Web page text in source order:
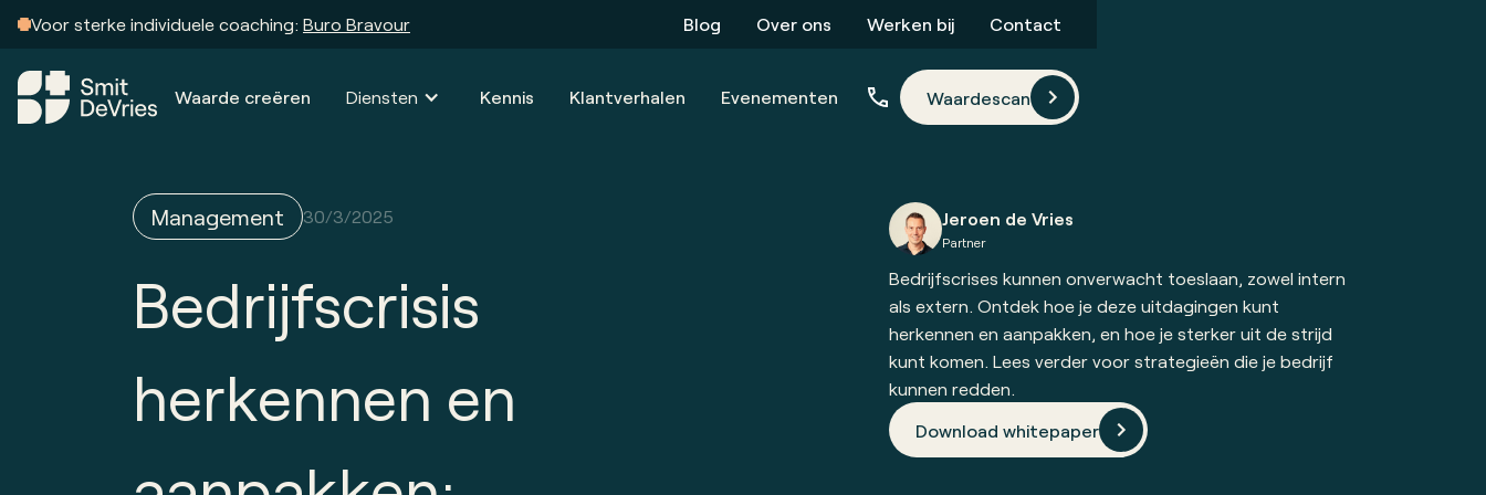
Voor sterke individuele coaching: Buro Bravour Blog Over ons Werken bij Contact
Waarde creëren Diensten Kennis Klantverhalen Evenementen Waardescan
Management 30/3/2025
Bedrijfscrisis
herkennen en
Jeroen de Vries
Partner
Bedrijfscrises kunnen onverwacht toeslaan, zowel intern
als extern. Ontdek hoe je deze uitdagingen kunt
herkennen en aanpakken, en hoe je sterker uit de strijd
kunt komen. Lees verder voor strategieën die je bedrijf
kunnen redden.
Download whitepaper